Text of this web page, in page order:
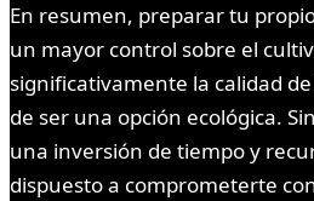
En resumen, preparar tu
un mayor control sobre el
significativamente la calidad
de ser una opción ecológica.
una inversión de tiempo y
dispuesto a comprometerte